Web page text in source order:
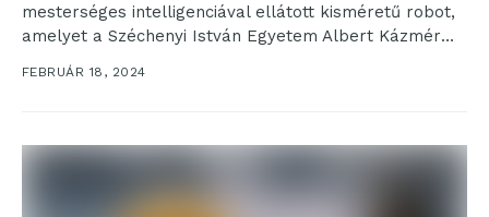
mesterséges intelligenciával ellátott kisméretű robot,
amelyet a Széchenyi István Egyetem Albert Kázmér
Mosonmagyaróvári Karának kutatócsoportja
fejlesztett. Az...
FEBRUÁR 18, 2024